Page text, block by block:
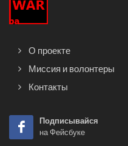
О проекте
Миссия и волонтеры
Контакты
Подписывайся
на Фейсбуке